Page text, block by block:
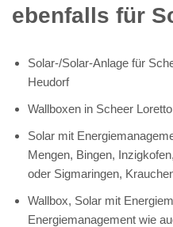
ebenfalls für
Solar-/Solar-Anlage für
Heudorf
Wallboxen in Scheer
Solar mit
Mengen, Bingen,
oder Sigmaringen,
Wallbox, Solar mit
Energiemanagement wie